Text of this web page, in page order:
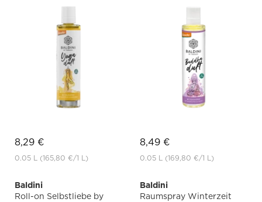
8,29 €
0.05 L (165,80 €/1 L)
8,49 €
0.05 L (169,80 €/1 L)
Baldini
Roll-on Selbstliebe by
Baldini
Raumspray Winterzeit